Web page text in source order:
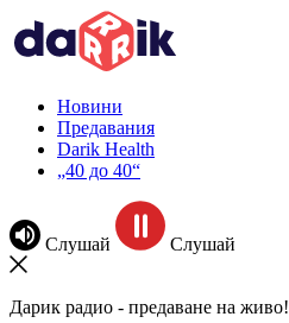
Новини
Предавания
Darik Health
„40 до 40“
Слушай Слушай
Дарик радио - предаване на живо!